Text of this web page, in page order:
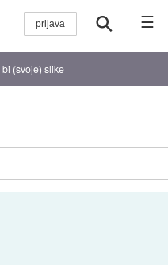
☰
bi (svoje) slike